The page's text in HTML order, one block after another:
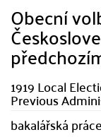
Obecní
1919 Local
Previous
bakalářská